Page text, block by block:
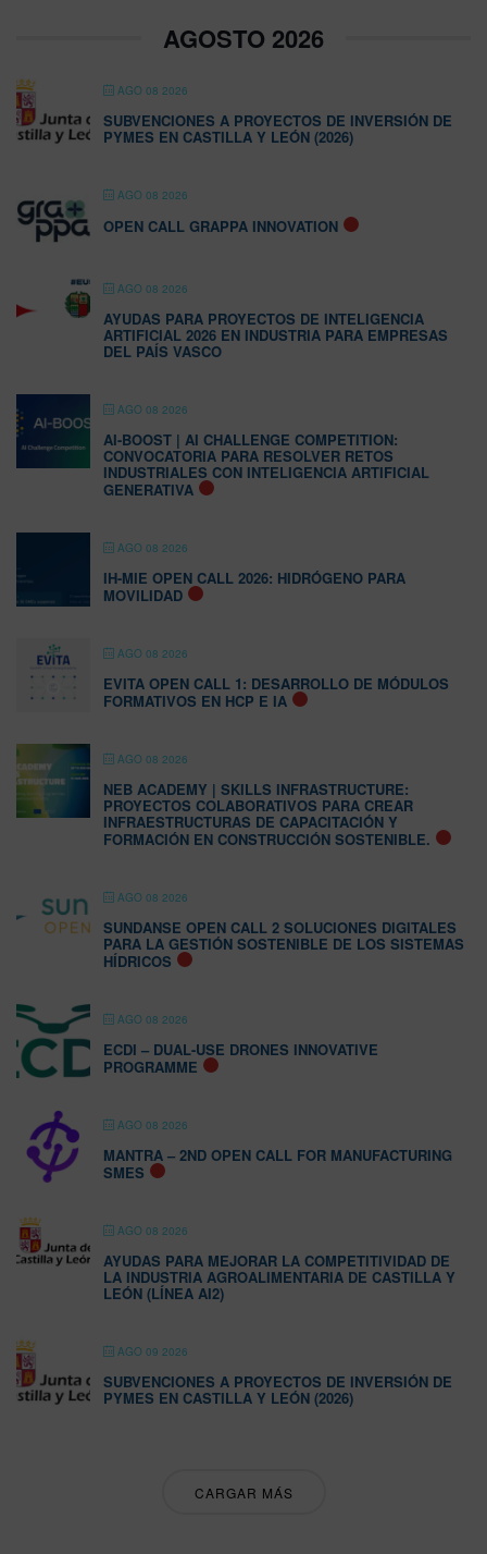
AGOSTO 2026
AGO 08 2026
SUBVENCIONES A PROYECTOS DE INVERSIÓN DE
PYMES EN CASTILLA Y LEÓN (2026)
AGO 08 2026
OPEN CALL GRAPPA INNOVATION
AGO 08 2026
AYUDAS PARA PROYECTOS DE INTELIGENCIA
ARTIFICIAL 2026 EN INDUSTRIA PARA EMPRESAS
DEL PAÍS VASCO
AGO 08 2026
AI-BOOST | AI CHALLENGE COMPETITION:
CONVOCATORIA PARA RESOLVER RETOS
INDUSTRIALES CON INTELIGENCIA ARTIFICIAL
GENERATIVA
AGO 08 2026
IH-MIE OPEN CALL 2026: HIDRÓGENO PARA
MOVILIDAD
AGO 08 2026
EVITA OPEN CALL 1: DESARROLLO DE MÓDULOS
FORMATIVOS EN HCP E IA
AGO 08 2026
NEB ACADEMY | SKILLS INFRASTRUCTURE:
PROYECTOS COLABORATIVOS PARA CREAR
INFRAESTRUCTURAS DE CAPACITACIÓN Y
FORMACIÓN EN CONSTRUCCIÓN SOSTENIBLE.
AGO 08 2026
SUNDANSE OPEN CALL 2 SOLUCIONES DIGITALES
PARA LA GESTIÓN SOSTENIBLE DE LOS SISTEMAS
HÍDRICOS
AGO 08 2026
ECDI – DUAL-USE DRONES INNOVATIVE
PROGRAMME
AGO 08 2026
MANTRA – 2ND OPEN CALL FOR MANUFACTURING
SMES
AGO 08 2026
AYUDAS PARA MEJORAR LA COMPETITIVIDAD DE
LA INDUSTRIA AGROALIMENTARIA DE CASTILLA Y
LEÓN (LÍNEA AI2)
AGO 09 2026
SUBVENCIONES A PROYECTOS DE INVERSIÓN DE
PYMES EN CASTILLA Y LEÓN (2026)
CARGAR MÁS